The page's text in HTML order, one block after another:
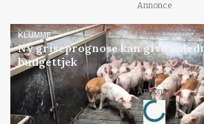
Annonce
KLUMME
Ny griseprognose kan give
budgettjek
Annonce
Loading...